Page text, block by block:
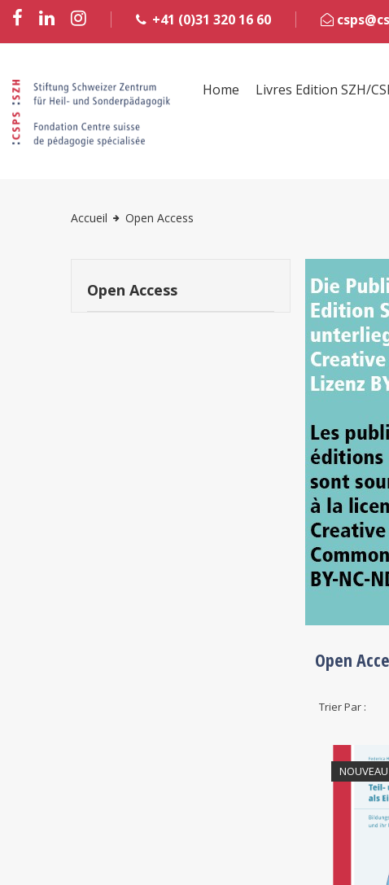
+41 (0)31 320 16 60
Home Livres Edition SZH/
Accueil Open Access
Open Access
Les
la
Open
Trier Par :
NOUVEAU